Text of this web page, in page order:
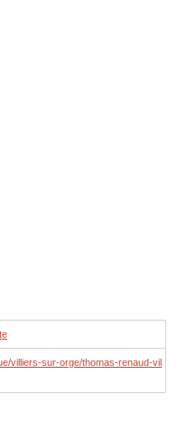
villiers-sur-orge/thomas-renaud-vil